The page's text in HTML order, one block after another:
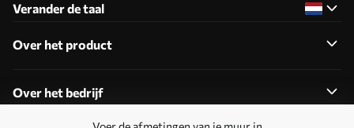
Verander de taal
Over het product
Over het bedrijf